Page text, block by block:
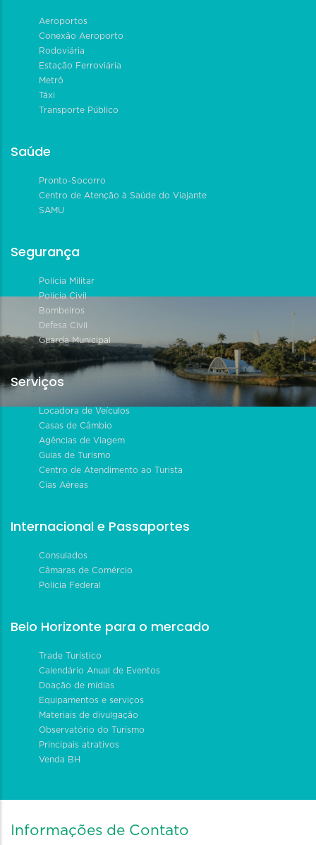
Aeroportos
Conexão Aeroporto
Rodoviária
Estação Ferroviária
Metrô
Táxi
Transporte Público
Saúde
Pronto-Socorro
Centro de Atenção à Saúde do Viajante
SAMU
Segurança
Polícia Militar
Polícia Civil
Bombeiros
Defesa Civil
Guarda Municipal
Serviços
Locadora de Veículos
Casas de Câmbio
Agências de Viagem
Guias de Turismo
Centro de Atendimento ao Turista
Cias Aéreas
Internacional e Passaportes
Consulados
Câmaras de Comércio
Polícia Federal
Belo Horizonte para o mercado
Trade Turístico
Calendário Anual de Eventos
Doação de mídias
Equipamentos e serviços
Materiais de divulgação
Observatório do Turismo
Principais atrativos
Venda BH
Informações de Contato